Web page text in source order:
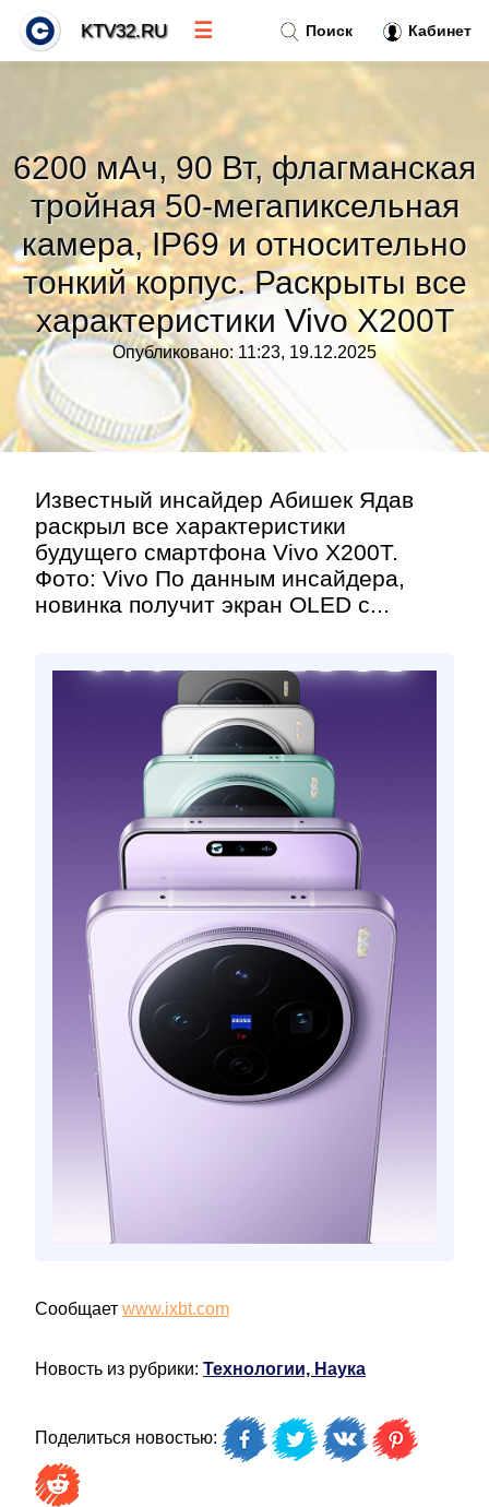
6200 мАч, 90 Вт, флагманская
тройная 50-мегапиксельная
камера, IP69 и относительно
тонкий корпус. Раскрыты все
характеристики Vivo X200T
Опубликовано: 11:23, 19.12.2025
Известный инсайдер Абишек Ядав
раскрыл все характеристики
будущего смартфона Vivo X200T.
Фото: Vivo По данным инсайдера,
новинка получит экран OLED с...
Сообщает www.ixbt.com
Новость из рубрики: Технологии, Наука
Поделиться новостью:
Поиск Кабинет
KTV32.RU ☰
Тренды новостей»
Рубрики»
Правила
Контакт